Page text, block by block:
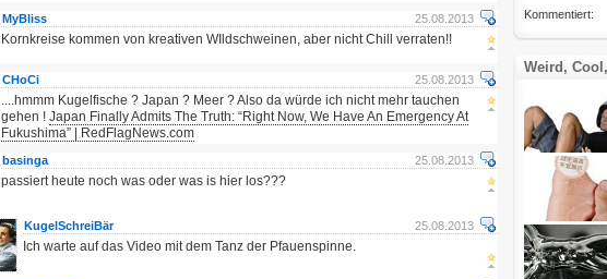
25.08.2013
MyBliss
Kornkreise kommen von kreativen WIldschweinen, aber nicht Chill verraten!!
25.08.2013
CHoCi
....hmmm Kugelfische ? Japan ? Meer ? Also da würde ich nicht mehr tauchen
gehen ! Japan Finally Admits The Truth: “Right Now, We Have An Emergency At
Fukushima” | RedFlagNews.com
25.08.2013
basinga
passiert heute noch was oder was is hier los???
25.08.2013
KugelSchreiBär
Ich warte auf das Video mit dem Tanz der Pfauenspinne.
Kommentiert:
Weird,